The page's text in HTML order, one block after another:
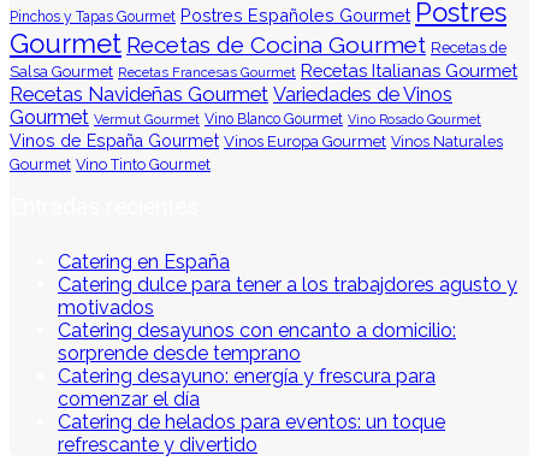
Pinchos y Tapas Gourmet Postres Españoles Gourmet Postres
Gourmet Recetas de Cocina Gourmet Recetas de
Salsa Gourmet Recetas Francesas Gourmet Recetas Italianas Gourmet
Recetas Navideñas Gourmet Variedades de Vinos
Gourmet Vermut Gourmet Vino Blanco Gourmet Vino Rosado Gourmet
Vinos de España Gourmet Vinos Europa Gourmet Vinos Naturales
Gourmet Vino Tinto Gourmet
Catering en España
Catering dulce para tener a los trabajdores agusto y
motivados
Catering desayunos con encanto a domicilio:
sorprende desde temprano
Catering desayuno: energía y frescura para
comenzar el día
Catering de helados para eventos: un toque
refrescante y divertido